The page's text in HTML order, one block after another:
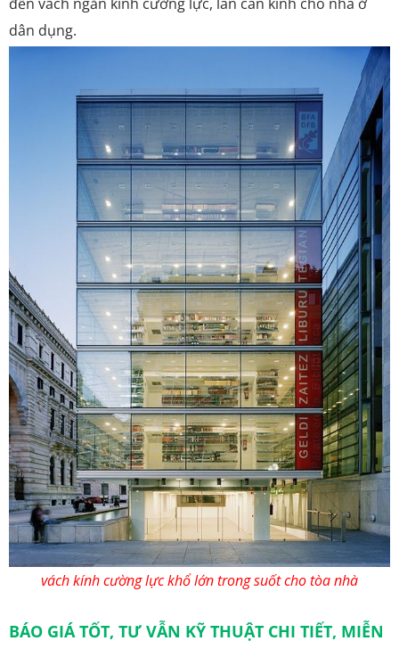
dân dụng.
vách kính cường lực khổ lớn trong suốt cho tòa nhà
BÁO GIÁ TỐT, TƯ VẪN KỸ THUẬT CHI TIẾT, MIỄN